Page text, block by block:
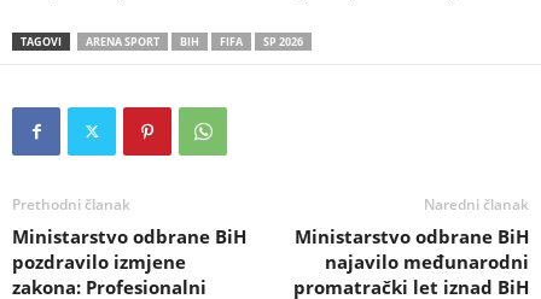
TAGOVI ARENA SPORT BIH FIFA SP 2026
Prethodni članak
Ministarstvo odbrane BiH
pozdravilo izmjene
zakona: Profesionalni
Naredni članak
Ministarstvo odbrane BiH
najavilo međunarodni
promatrački let iznad BiH